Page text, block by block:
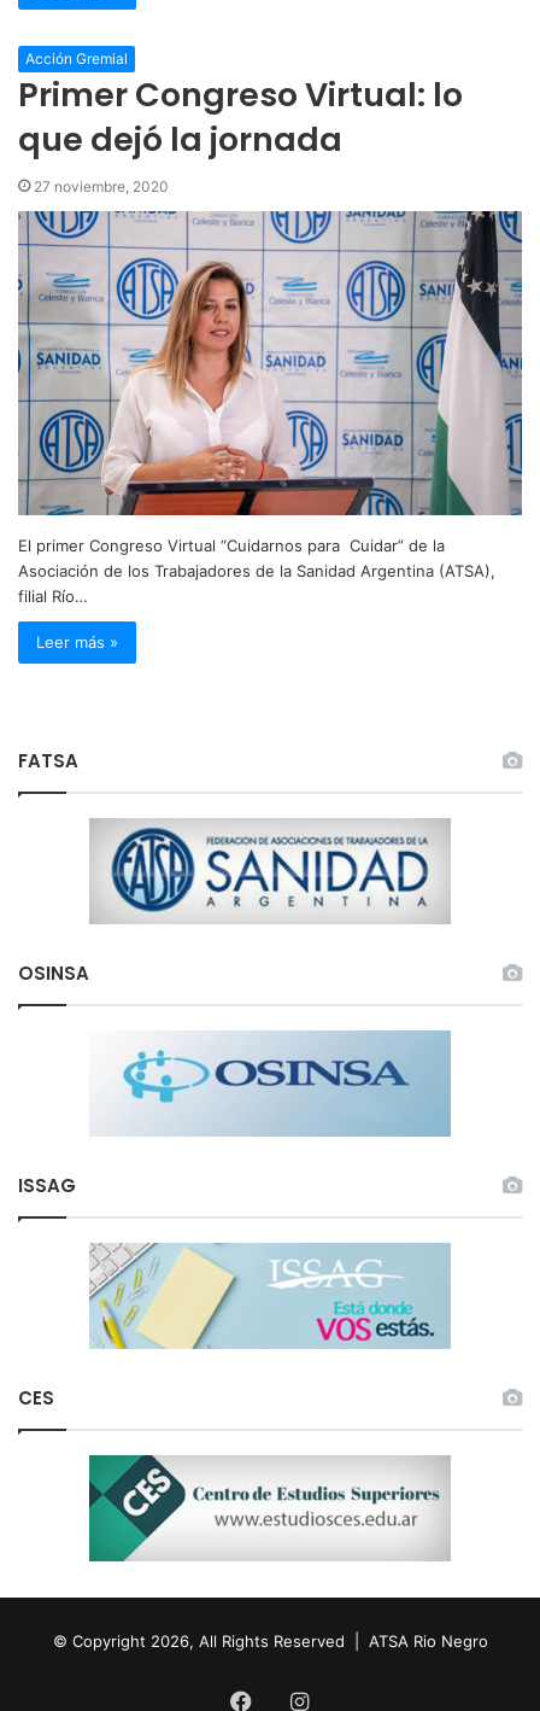
Acción Gremial
Primer Congreso Virtual: lo
que dejó la jornada
27 noviembre, 2020
El primer Congreso Virtual “Cuidarnos para Cuidar” de la
Asociación de los Trabajadores de la Sanidad Argentina (ATSA),
filial Río…
Leer más »
FATSA
OSINSA
ISSAG
CES
© Copyright 2026, All Rights Reserved | ATSA Rio Negro
FacebookInstagram